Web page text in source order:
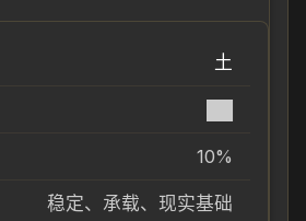
土
10%
稳定、承载、现实基础